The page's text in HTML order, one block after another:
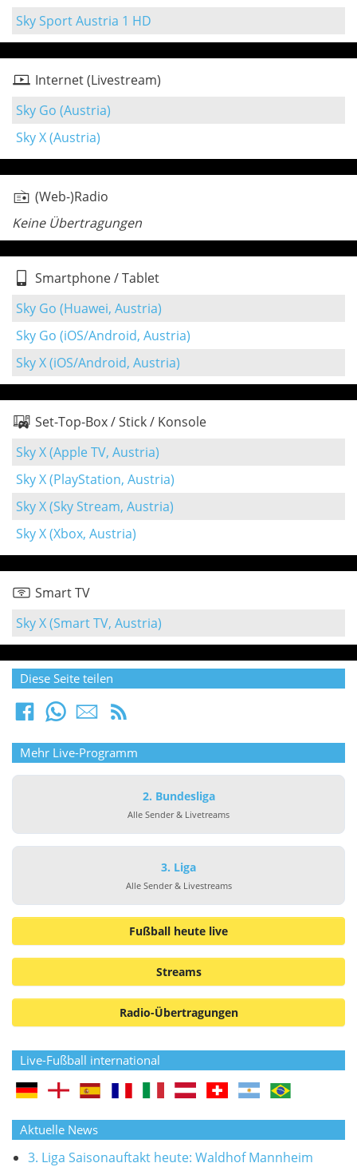
Sky Sport Austria 1 HD
Internet (Livestream)
Sky Go (Austria)
Sky X (Austria)
(Web-)Radio
Keine Übertragungen
Smartphone / Tablet
Sky Go (Huawei, Austria)
Sky Go (iOS/Android, Austria)
Sky X (iOS/Android, Austria)
Set-Top-Box / Stick / Konsole
Sky X (Apple TV, Austria)
Sky X (PlayStation, Austria)
Sky X (Sky Stream, Austria)
Sky X (Xbox, Austria)
Smart TV
Sky X (Smart TV, Austria)
Diese Seite teilen
Mehr Live-Programm
2. Bundesliga
Alle Sender & Livetreams
3. Liga
Alle Sender & Livestreams
Fußball heute live
Streams
Radio-Übertragungen
Live-Fußball international
Aktuelle News
3. Liga Saisonauftakt heute: Waldhof Mannheim